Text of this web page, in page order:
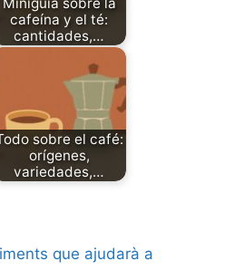
cafeína y el té:
cantidades,…
sobre el café:
orígenes,
variedades,…
que ajudarà a